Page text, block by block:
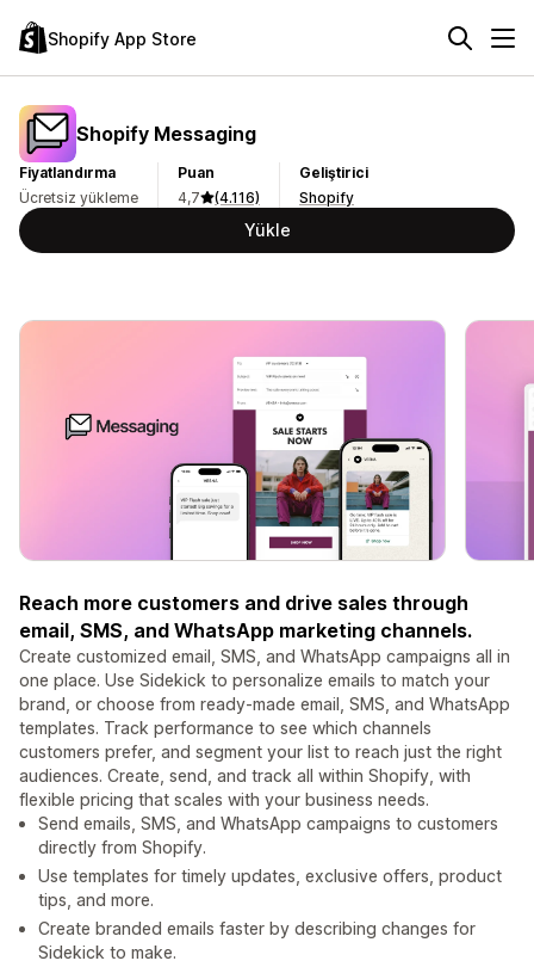
Shopify App Store
Shopify Messaging
Fiyatlandırma
Ücretsiz yükleme
Puan
4,7
(4.116)
Geliştirici
Shopify
Yükle
Reach more customers and drive sales through
email, SMS, and WhatsApp marketing channels.
Create customized email, SMS, and WhatsApp campaigns all in
one place. Use Sidekick to personalize emails to match your
brand, or choose from ready-made email, SMS, and WhatsApp
templates. Track performance to see which channels
customers prefer, and segment your list to reach just the right
audiences. Create, send, and track all within Shopify, with
flexible pricing that scales with your business needs.
Send emails, SMS, and WhatsApp campaigns to customers
directly from Shopify.
Use templates for timely updates, exclusive offers, product
tips, and more.
Create branded emails faster by describing changes for
Sidekick to make.